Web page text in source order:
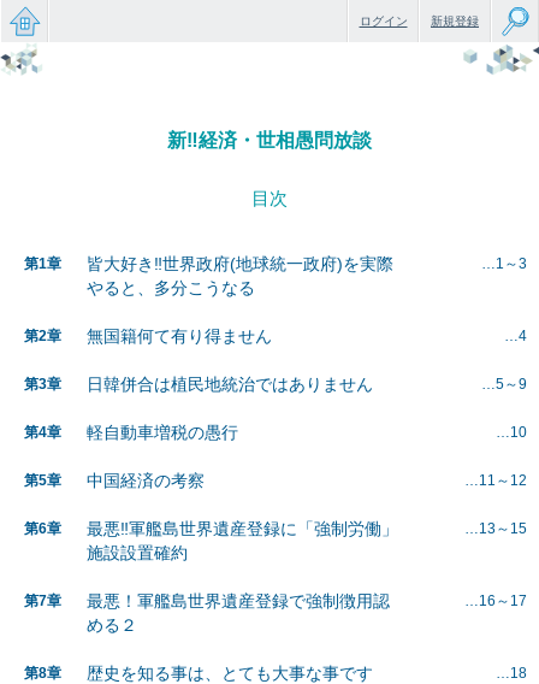
無料で
ータイ
新規登録
ログイン
新‼経済・世相愚問放談
目次
第1章
皆大好き‼世界政府(地球統一政府)を実際
やると、多分こうなる
…1～3
第2章 無国籍何て有り得ません …4
第3章 日韓併合は植民地統治ではありません …5～9
第4章 軽自動車増税の愚行 …10
第5章 中国経済の考察 …11～12
第6章
最悪‼軍艦島世界遺産登録に「強制労働」
施設設置確約
…13～15
第7章
最悪！軍艦島世界遺産登録で強制徴用認
める２
…16～17
第8章 歴史を知る事は、とても大事な事です …18